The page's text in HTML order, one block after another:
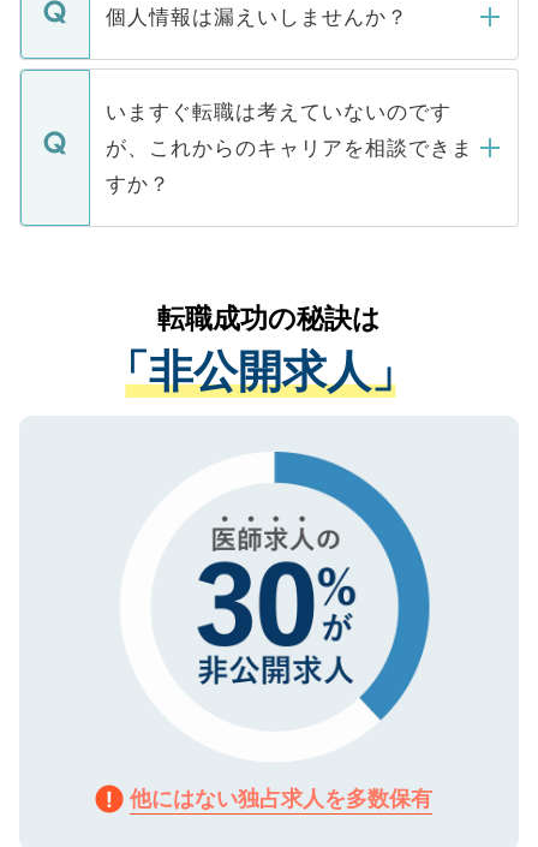
■応募殺到を避けるため 人気のある医療機
関を公にしてしまうと、応募が殺到する場
に、医療機関が求める条件に合った人材の
みを人材紹介会社に依頼するケースが増え
ています。
ん。また、仮に応募先から内定をいただい
定を承諾する必要はありません。内定先へ
の辞退の連絡はキャリアパートナーが行い
個人情報は漏えいしませんか？
個人情報が漏えいすることはありませんの
で、ご安心ください。当サイトからの登録
などで収集したご登録者様の個人情報は、
ご本人のキャリアアップおよび転職活動の
支援を目的に使用いたします。お預かりし
ているすべての個人データはご本人の許可
は、個人情報の取り扱いについての厳密な
管理基準を満たした事業者のみに付与され
る、プライバシーマークを取得済みです。
で、機密保持に関してもご安心ください。
いますぐ転職は考えていないのです
が、これからのキャリアを相談できま
すか？
かがいして、現在の医療機関の状況や紹介
経験をまじえながら、適切なアドバイスを
させていただきます。すぐにご転職をされ
ない方には、長期的なサポートが可能です
ので、まずはご登録ください。
転職成功の秘訣は
「非公開求人」
他にはない独占求人を多数保有